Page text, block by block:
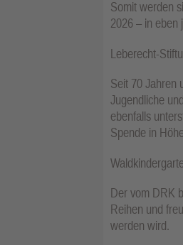
Somit werden
2026 – in eben
Leberecht-
Seit 70 Jahren
Jugendliche
ebenfalls
Spende in
Der vom DRK
Reihen und
werden wird.